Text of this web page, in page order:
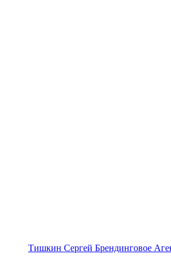
Тишкин Сергей Брендинговое